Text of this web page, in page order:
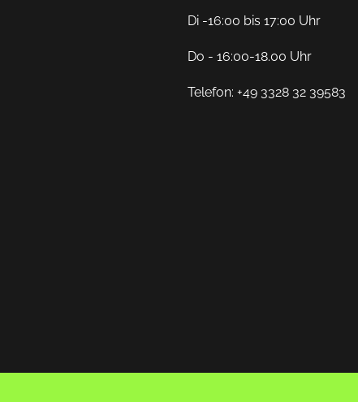
Di -16:00 bis 17:00 Uhr
Do - 16:00-18.00 Uhr
Telefon: +49 3328 32 39583